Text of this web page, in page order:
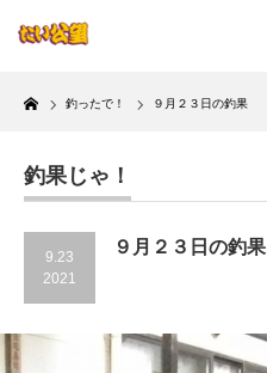
Home
釣ったで！ ９月２３日の釣果
釣果じゃ！
9.23
2021
９月２３日の釣果